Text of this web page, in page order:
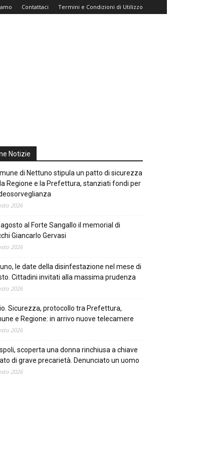
Contattaci Termini e Condizioni di Utilizzo
Notizie
di Nettuno stipula un patto di sicurezza
Regione e la Prefettura, stanziati fondi per
2026
agosto al Forte Sangallo il memorial di
Giancarlo Gervasi
2026
le date della disinfestazione nel mese di
Cittadini invitati alla massima prudenza
2026
Sicurezza, protocollo tra Prefettura,
e Regione: in arrivo nuove telecamere
2026
scoperta una donna rinchiusa a chiave
di grave precarietà. Denunciato un uomo
2026